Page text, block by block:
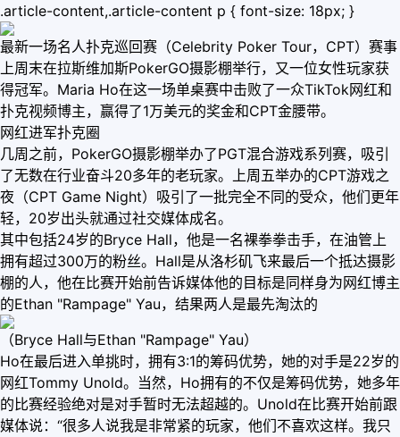
.article-content,.article-content p { font-size: 18px; }
最新一场名人扑克巡回赛（Celebrity Poker Tour，CPT）赛事
上周末在拉斯维加斯PokerGO摄影棚举行，又一位女性玩家获
得冠军。Maria Ho在这一场单桌赛中击败了一众TikTok网红和
扑克视频博主，赢得了1万美元的奖金和CPT金腰带。
网红进军扑克圈
几周之前，PokerGO摄影棚举办了PGT混合游戏系列赛，吸引
了无数在行业奋斗20多年的老玩家。上周五举办的CPT游戏之
夜（CPT Game Night）吸引了一批完全不同的受众，他们更年
轻，20岁出头就通过社交媒体成名。
其中包括24岁的Bryce Hall，他是一名裸拳拳击手，在油管上
拥有超过300万的粉丝。Hall是从洛杉矶飞来最后一个抵达摄影
棚的人，他在比赛开始前告诉媒体他的目标是同样身为网红博主
的Ethan "Rampage" Yau，结果两人是最先淘汰的
（Bryce Hall与Ethan "Rampage" Yau）
Ho在最后进入单挑时，拥有3:1的筹码优势，她的对手是22岁的
网红Tommy Unold。当然，Ho拥有的不仅是筹码优势，她多年
的比赛经验绝对是对手暂时无法超越的。Unold在比赛开始前跟
媒体说：“很多人说我是非常紧的玩家，他们不喜欢这样。我只